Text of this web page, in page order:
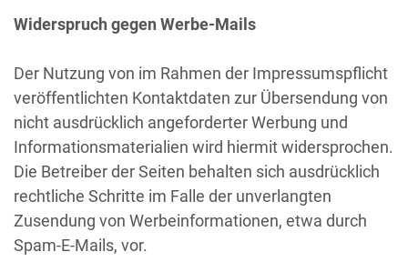
Widerspruch gegen Werbe-Mails
Der Nutzung von im Rahmen der Impressumspflicht
veröffentlichten Kontaktdaten zur Übersendung von
nicht ausdrücklich angeforderter Werbung und
Informationsmaterialien wird hiermit widersprochen.
Die Betreiber der Seiten behalten sich ausdrücklich
rechtliche Schritte im Falle der unverlangten
Zusendung von Werbeinformationen, etwa durch
Spam-E-Mails, vor.